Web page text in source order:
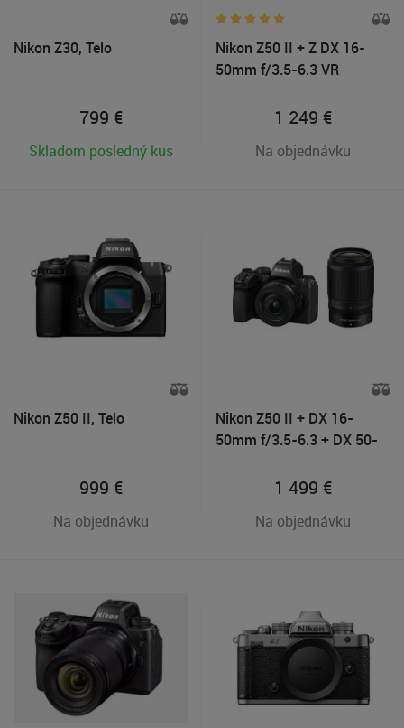
Nikon Z30, Telo
799 €
Skladom posledný kus
Nikon Z50 II + Z DX 16-
50mm f/3.5-6.3 VR
1 249 €
Na objednávku
Nikon Z50 II, Telo
999 €
Na objednávku
Nikon Z50 II + DX 16-
50mm f/3.5-6.3 + DX 50-
1 499 €
Na objednávku